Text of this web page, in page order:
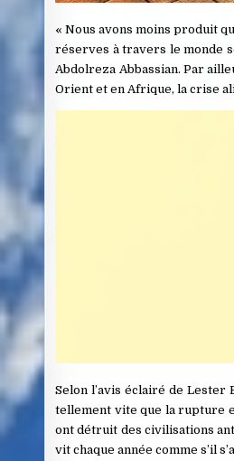
« Nous avons moins produit
réserves à travers le monde
Abdolreza Abbassian. Par
Orient et en Afrique, la crise
Selon l’avis éclairé de
tellement vite que la rupture
ont détruit des civilisations
vit chaque année comme s’il